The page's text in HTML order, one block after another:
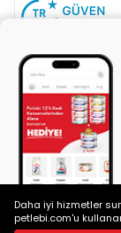
PETLEBİ EVCİL
Mah. 1. Alaşar
7290599225 vergi
2014-2026 ©
Bursa'da sevgiyle
Daha iyi hizmetler
petlebi.com'u